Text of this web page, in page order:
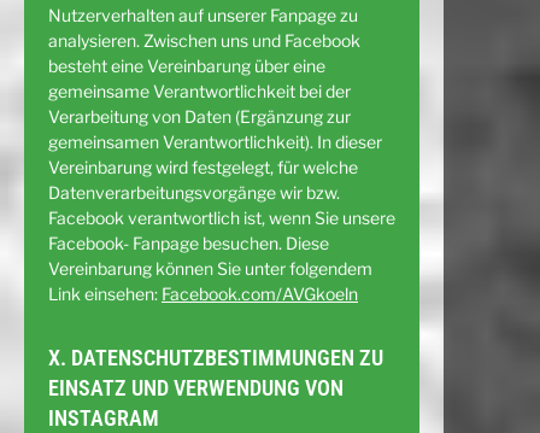
Nutzerverhalten auf unserer Fanpage zu
analysieren. Zwischen uns und Facebook
besteht eine Vereinbarung über eine
gemeinsame Verantwortlichkeit bei der
Verarbeitung von Daten (Ergänzung zur
gemeinsamen Verantwortlichkeit). In dieser
Vereinbarung wird festgelegt, für welche
Datenverarbeitungsvorgänge wir bzw.
Facebook verantwortlich ist, wenn Sie unsere
Facebook- Fanpage besuchen. Diese
Vereinbarung können Sie unter folgendem
Link einsehen: Facebook.com/AVGkoeln
X. DATENSCHUTZBESTIMMUNGEN ZU
EINSATZ UND VERWENDUNG VON
INSTAGRAM